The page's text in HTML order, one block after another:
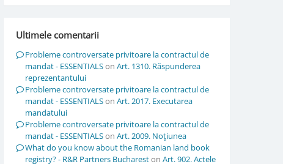
Ultimele comentarii
Probleme controversate privitoare la contractul de
mandat - ESSENTIALSon Art. 1310. Răspunderea
reprezentantului
Probleme controversate privitoare la contractul de
mandat - ESSENTIALSon Art. 2017. Executarea
mandatului
Probleme controversate privitoare la contractul de
mandat - ESSENTIALSon Art. 2009. Noţiunea
What do you know about the Romanian land book
registry? - R&R Partners Buchareston Art. 902. Actele